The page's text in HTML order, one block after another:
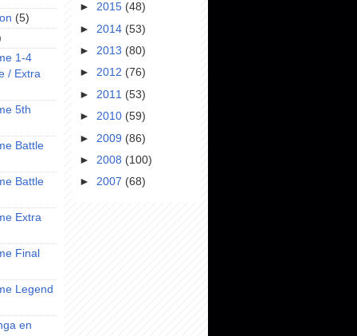
(5)
1-4
/ Extra
5th
Battle
Battle
Extra
Final
Legend
en
► 2015 (48)
► 2014 (53)
► 2013 (80)
► 2012 (76)
► 2011 (53)
► 2010 (59)
► 2009 (86)
► 2008 (100)
► 2007 (68)